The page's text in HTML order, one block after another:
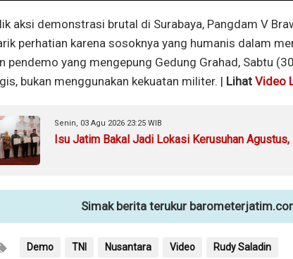
aksi demonstrasi brutal di Surabaya, Pangdam V
perhatian karena sosoknya yang humanis dalam
pendemo yang mengepung Gedung Grahad, Sabtu
bukan menggunakan kekuatan militer. | Lihat Video
Senin, 03 Agu 2026 23:25 WIB
Isu Jatim Bakal Jadi Lokasi Kerusuhan
Simak berita terukur
Demo TNI Nusantara Video Rudy Saladin